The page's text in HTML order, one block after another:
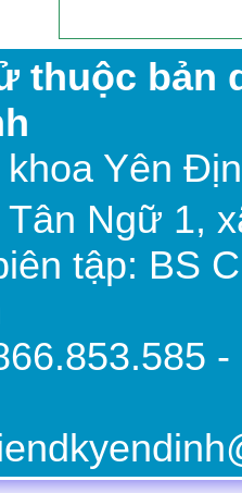
thuộc bản
Yên
Ngữ 1,
tập: BS